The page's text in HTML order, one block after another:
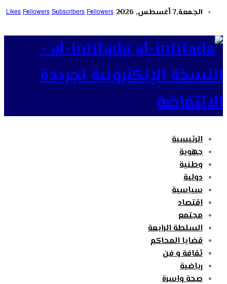
Likes Followers Subscribers Followers الجمعة,7 أغسطس, 2026
al-intifada -
النسخة الإلكترونية لجريدة
الانتفاضة
الرئيسية
جهوية
وطنية
دولية
سياسية
اقتصاد
مجتمع
السلطة الرابعة
قضايا المحاكم
ثقافة و فن
رياضية
صحة واسرة